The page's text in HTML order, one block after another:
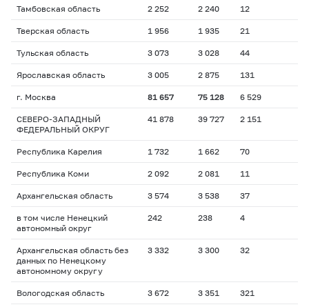
Тамбовская область 2 252 2 240 12
Тверская область 1 956 1 935 21
Тульская область 3 073 3 028 44
Ярославская область 3 005 2 875 131
г. Москва 81 657 75 128 6 529
СЕВЕРО-ЗАПАДНЫЙ
ФЕДЕРАЛЬНЫЙ ОКРУГ
41 878 39 727 2 151
Республика Карелия 1 732 1 662 70
Республика Коми 2 092 2 081 11
Архангельская область 3 574 3 538 37
в том числе Ненецкий
автономный округ
242 238 4
Архангельская область без
данных по Ненецкому
автономному округу
3 332 3 300 32
Вологодская область 3 672 3 351 321